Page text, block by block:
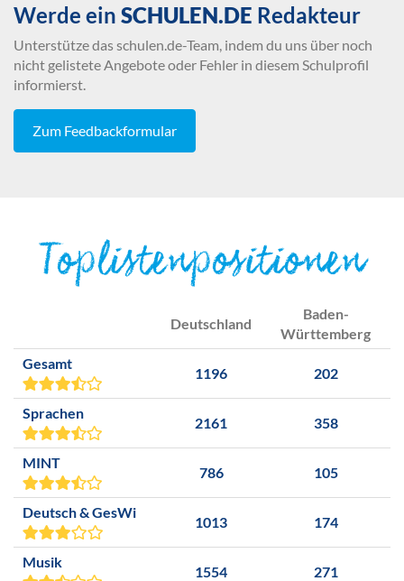
Werde ein SCHULEN.DE Redakteur
Unterstütze das schulen.de-Team, indem du uns über noch
nicht gelistete Angebote oder Fehler in diesem Schulprofil
informierst.
Zum Feedbackformular
Toplistenpositionen
Deutschland
Baden-
Württemberg
Gesamt
1196 202
Sprachen
2161 358
MINT
786 105
Deutsch & GesWi
1013 174
Musik
1554 271